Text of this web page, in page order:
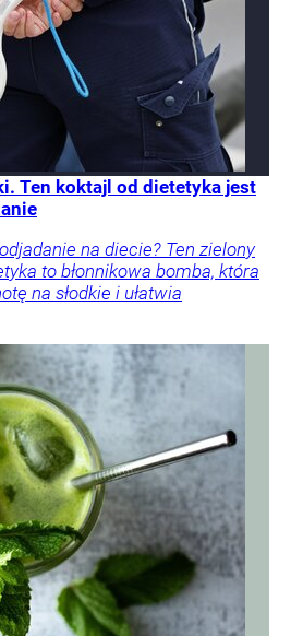
Ten koktajl od dietetyka jest
na diecie? Ten zielony
to błonnikowa bomba, która
na słodkie i ułatwia